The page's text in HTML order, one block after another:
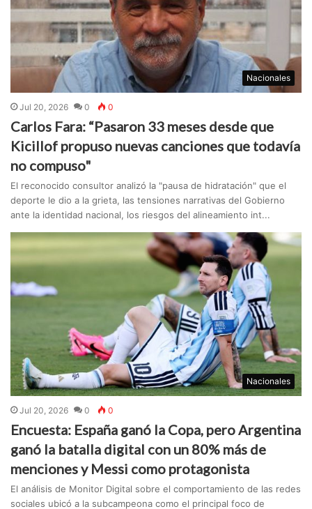
Nacionales
Jul 20, 2026 0 0
Carlos Fara: “Pasaron 33 meses desde que
Kicillof propuso nuevas canciones que todavía
no compuso"
El reconocido consultor analizó la "pausa de hidratación" que el
deporte le dio a la grieta, las tensiones narrativas del Gobierno
ante la identidad nacional, los riesgos del alineamiento int...
Nacionales
Jul 20, 2026 0 0
Encuesta: España ganó la Copa, pero Argentina
ganó la batalla digital con un 80% más de
menciones y Messi como protagonista
El análisis de Monitor Digital sobre el comportamiento de las redes
sociales ubicó a la subcampeona como el principal foco de